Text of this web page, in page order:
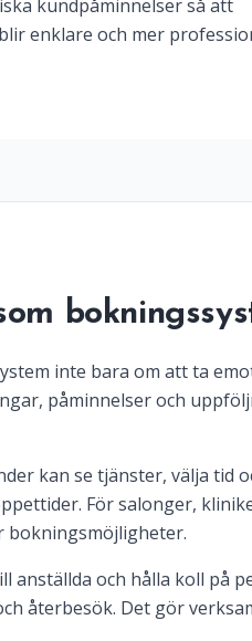
kundpåminnelser så att
enklare och mer
inte bara om att ta
påminnelser och
kan se tjänster, välja tid
För salonger,
bokningsmöjligheter.
och hålla koll på
återbesök. Det gör